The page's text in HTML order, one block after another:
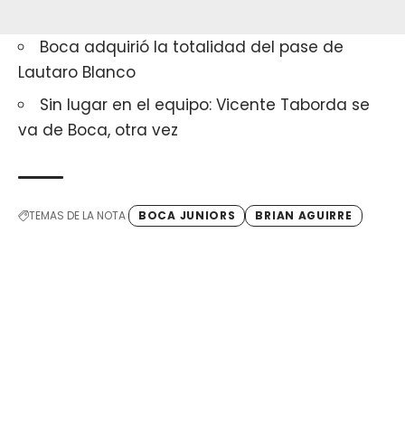
Boca adquirió la totalidad del pase de
Lautaro Blanco
Sin lugar en el equipo: Vicente Taborda se
va de Boca, otra vez
TEMAS DE LA NOTA BOCA JUNIORS BRIAN AGUIRRE